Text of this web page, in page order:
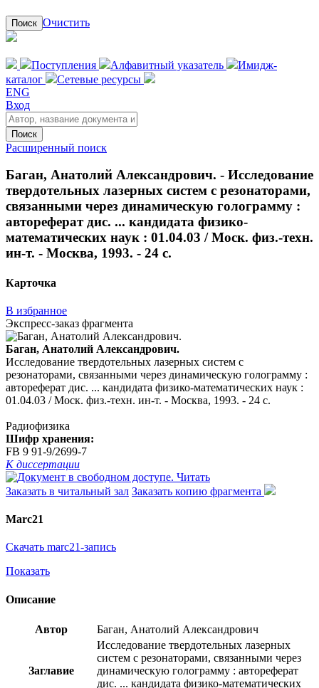
Поиск Очистить
Поступления Алфавитный указатель
Имидж-
каталог
Сетевые ресурсы
ENG
Вход
Поиск
Расширенный поиск
Баган, Анатолий Александрович. - Исследование
твердотельных лазерных систем с резонаторами,
связанными через динамическую голограмму :
автореферат дис. ... кандидата физико-
математических наук : 01.04.03 / Моск. физ.-техн.
ин-т. - Москва, 1993. - 24 с.
Карточка
В избранное
Экспресс-заказ фрагмента
Баган, Анатолий Александрович.
Исследование твердотельных лазерных систем с
резонаторами, связанными через динамическую голограмму :
автореферат дис. ... кандидата физико-математических наук :
01.04.03 / Моск. физ.-техн. ин-т. - Москва, 1993. - 24 с.
Радиофизика
Шифр хранения:
FB 9 91-9/2699-7
К диссертации
Читать
Заказать в читальный зал Заказать копию фрагмента
Marc21
Скачать marc21-запись
Показать
Описание
Автор Баган, Анатолий Александрович
Заглавие
Исследование твердотельных лазерных
систем с резонаторами, связанными через
динамическую голограмму : автореферат
дис. ... кандидата физико-математических